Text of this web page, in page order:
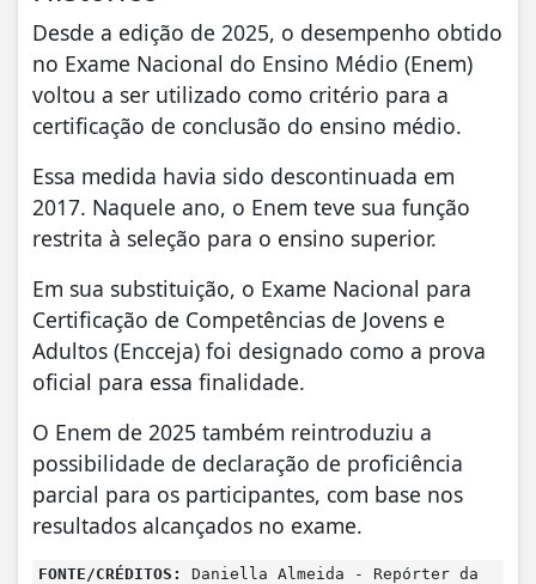
Desde a edição de 2025, o desempenho obtido
no Exame Nacional do Ensino Médio (Enem)
voltou a ser utilizado como critério para a
certificação de conclusão do ensino médio.
Essa medida havia sido descontinuada em
2017. Naquele ano, o Enem teve sua função
restrita à seleção para o ensino superior.
Em sua substituição, o Exame Nacional para
Certificação de Competências de Jovens e
Adultos (Encceja) foi designado como a prova
oficial para essa finalidade.
O Enem de 2025 também reintroduziu a
possibilidade de declaração de proficiência
parcial para os participantes, com base nos
resultados alcançados no exame.
FONTE/CRÉDITOS:
Daniella Almeida - Repórter da